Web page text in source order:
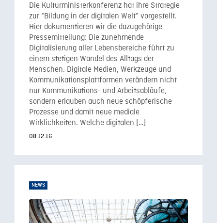
Die Kulturministerkonferenz hat ihre Strategie
zur “Bildung in der digitalen Welt” vorgestellt.
Hier dokumentieren wir die dazugehörige
Pressemitteilung: Die zunehmende
Digitalisierung aller Lebensbereiche führt zu
einem stetigen Wandel des Alltags der
Menschen. Digitale Medien, Werkzeuge und
Kommunikationsplattformen verändern nicht
nur Kommunikations- und Arbeitsabläufe,
sondern erlauben auch neue schöpferische
Prozesse und damit neue mediale
Wirklichkeiten. Welche digitalen […]
08.12.16
NEWS